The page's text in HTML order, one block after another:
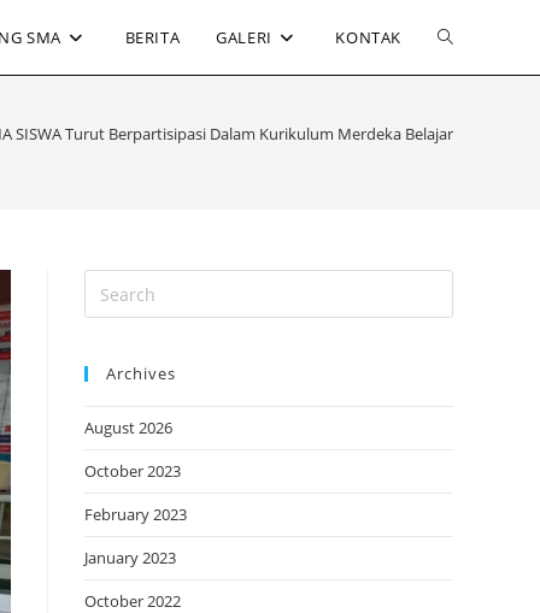
SMA BERITA GALERI KONTAK Toggle
SISWA Turut Berpartisipasi Dalam Kurikulum Merdeka Belajar
Archives
August 2026
October 2023
February 2023
January 2023
October 2022